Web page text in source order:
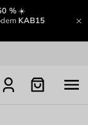
%☀️
KAB15